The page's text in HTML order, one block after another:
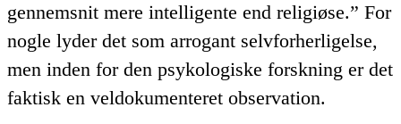
gennemsnit mere intelligente end religiøse.” For
nogle lyder det som arrogant selvforherligelse,
men inden for den psykologiske forskning er det
faktisk en veldokumenteret observation.